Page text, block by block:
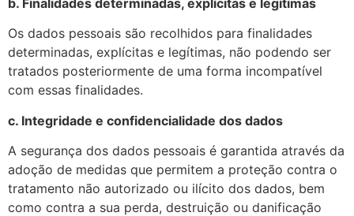
Os dados pessoais são recolhidos para finalidades
determinadas, explícitas e legítimas, não podendo ser
tratados posteriormente de uma forma incompatível
com essas finalidades.
c. Integridade e confidencialidade dos dados
A segurança dos dados pessoais é garantida através da
adoção de medidas que permitem a proteção contra o
tratamento não autorizado ou ilícito dos dados, bem
como contra a sua perda, destruição ou danificação